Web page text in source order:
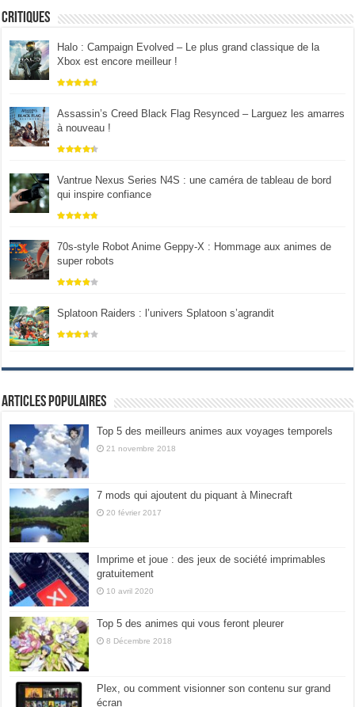
Critiques
Halo : Campaign Evolved – Le plus grand classique de la
Xbox est encore meilleur !
Assassin’s Creed Black Flag Resynced – Larguez les amarres
à nouveau !
Vantrue Nexus Series N4S : une caméra de tableau de bord
qui inspire confiance
70s-style Robot Anime Geppy-X : Hommage aux animes de
super robots
Splatoon Raiders : l’univers Splatoon s’agrandit
Articles populaires
Top 5 des meilleurs animes aux voyages temporels
21 novembre 2018
7 mods qui ajoutent du piquant à Minecraft
20 février 2017
Imprime et joue : des jeux de société imprimables
gratuitement
10 avril 2020
Top 5 des animes qui vous feront pleurer
8 Décembre 2018
Plex, ou comment visionner son contenu sur grand
écran